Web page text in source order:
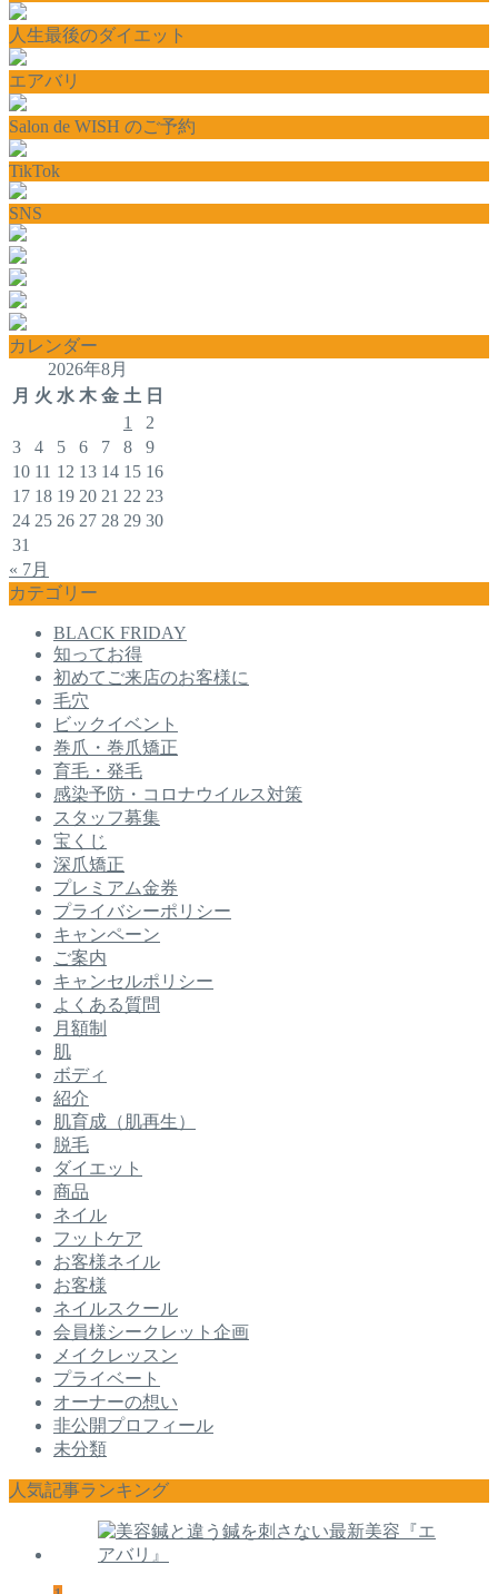
人生最後のダイエット
エアバリ
Salon de WISH のご予約
TikTok
SNS
カレンダー
2026年8月
月 火 水 木 金 土 日
1
2
3
4 5 6 7 8
9
10 11 12 13 14 15 16
17 18 19 20 21 22 23
24 25 26 27 28 29 30
31
« 7月
カテゴリー
BLACK FRIDAY
知ってお得
初めてご来店のお客様に
毛穴
ビックイベント
巻爪・巻爪矯正
育毛・発毛
感染予防・コロナウイルス対策
スタッフ募集
宝くじ
深爪矯正
プレミアム金券
プライバシーポリシー
キャンペーン
ご案内
キャンセルポリシー
よくある質問
月額制
肌
ボディ
紹介
肌育成（肌再生）
脱毛
ダイエット
商品
ネイル
フットケア
お客様ネイル
お客様
ネイルスクール
会員様シークレット企画
メイクレッスン
プライベート
オーナーの想い
非公開プロフィール
未分類
人気記事ランキング